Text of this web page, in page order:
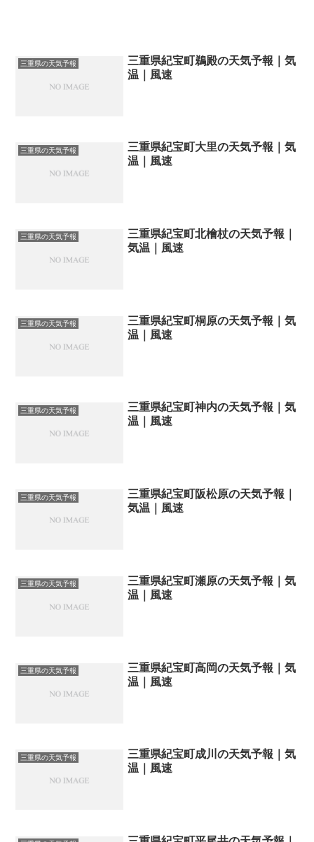
三重県の天気予報
三重県紀宝町鵜殿の天気予報｜気
温｜風速
三重県の天気予報
三重県紀宝町大里の天気予報｜気
温｜風速
三重県の天気予報
三重県紀宝町北檜杖の天気予報｜
気温｜風速
三重県の天気予報
三重県紀宝町桐原の天気予報｜気
温｜風速
三重県の天気予報
三重県紀宝町神内の天気予報｜気
温｜風速
三重県の天気予報
三重県紀宝町阪松原の天気予報｜
気温｜風速
三重県の天気予報
三重県紀宝町瀬原の天気予報｜気
温｜風速
三重県の天気予報
三重県紀宝町高岡の天気予報｜気
温｜風速
三重県の天気予報
三重県紀宝町成川の天気予報｜気
温｜風速